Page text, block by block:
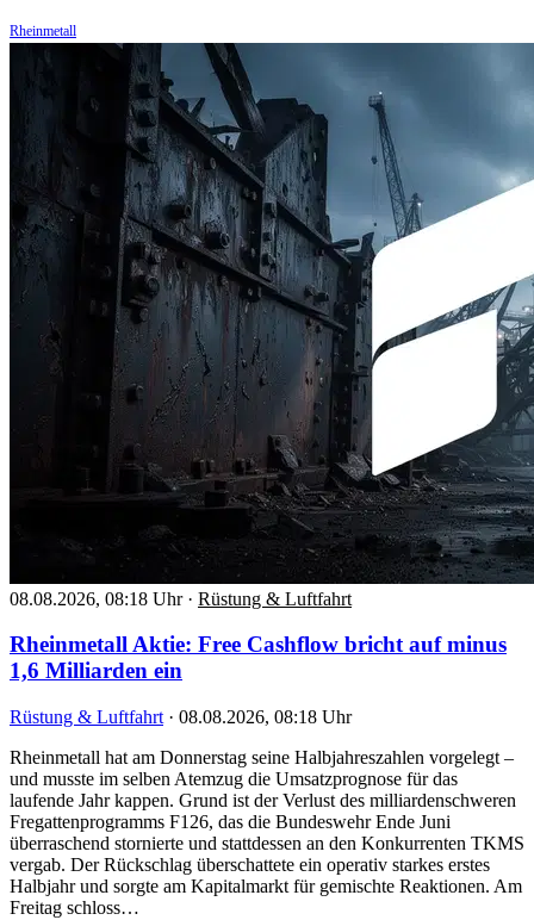
Rheinmetall
08.08.2026, 08:18 Uhr · Rüstung & Luftfahrt
Rheinmetall Aktie: Free Cashflow bricht auf minus
1,6 Milliarden ein
Rüstung & Luftfahrt · 08.08.2026, 08:18 Uhr
Rheinmetall hat am Donnerstag seine Halbjahreszahlen vorgelegt –
und musste im selben Atemzug die Umsatzprognose für das
laufende Jahr kappen. Grund ist der Verlust des milliardenschweren
Fregattenprogramms F126, das die Bundeswehr Ende Juni
überraschend stornierte und stattdessen an den Konkurrenten TKMS
vergab. Der Rückschlag überschattete ein operativ starkes erstes
Halbjahr und sorgte am Kapitalmarkt für gemischte Reaktionen. Am
Freitag schloss…